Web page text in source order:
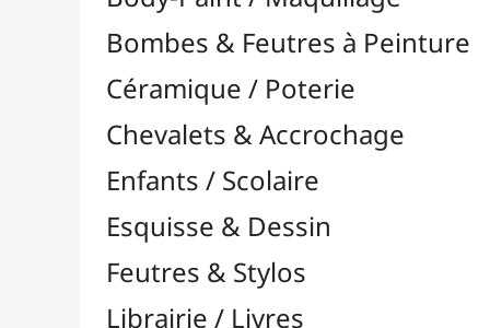
Feutres & Stylos
Librairie / Livres
Loisirs Créatifs
Médiums, Vernis & Colles
Modelage / Sculpture
Peintures / Couleurs
Accessoires
Colour Shapers
Couteaux à Peindre
Éponges